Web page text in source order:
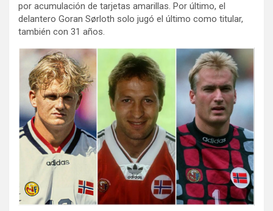
por acumulación de tarjetas amarillas. Por último, el
delantero Goran Sørloth solo jugó el último como titular,
también con 31 años.